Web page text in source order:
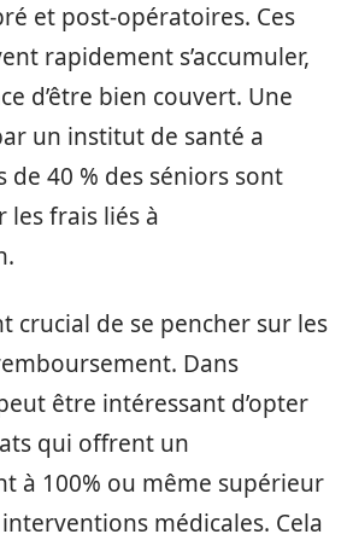
et post-opératoires. Ces
rapidement s’accumuler,
d’être bien couvert. Une
un institut de santé a
de 40 % des séniors sont
les frais liés à
crucial de se pencher sur les
Dans
être intéressant d’opter
qui offrent un
à 100% ou même supérieur
médicales. Cela